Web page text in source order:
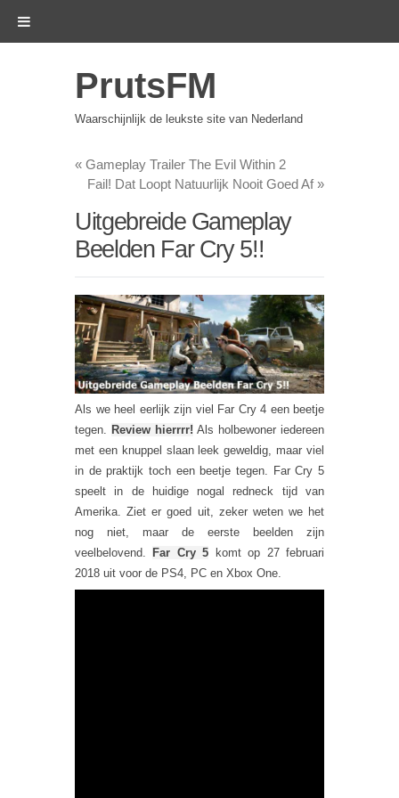
PrutsFM
Waarschijnlijk de leukste site van Nederland
« Gameplay Trailer The Evil Within 2
Fail! Dat Loopt Natuurlijk Nooit Goed Af»
Uitgebreide Gameplay
Beelden Far Cry 5!!
Als we heel eerlijk zijn viel Far Cry 4 een beetje
tegen. Review hierrrr! Als holbewoner iedereen
met een knuppel slaan leek geweldig, maar viel
in de praktijk toch een beetje tegen. Far Cry 5
speelt in de huidige nogal redneck tijd van
Amerika. Ziet er goed uit, zeker weten we het
nog niet, maar de eerste beelden zijn
veelbelovend.
Far Cry 5 komt op 27 februari
2018 uit voor de PS4, PC en Xbox One.